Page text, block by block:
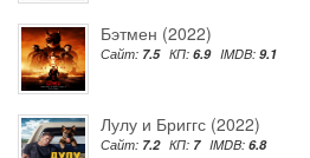
Бэтмен (2022)
Сайт: 7.5 КП: 6.9 IMDB: 9.1
Лулу и Бриггс (2022)
Сайт: 7.2 КП: 7 IMDB: 6.8